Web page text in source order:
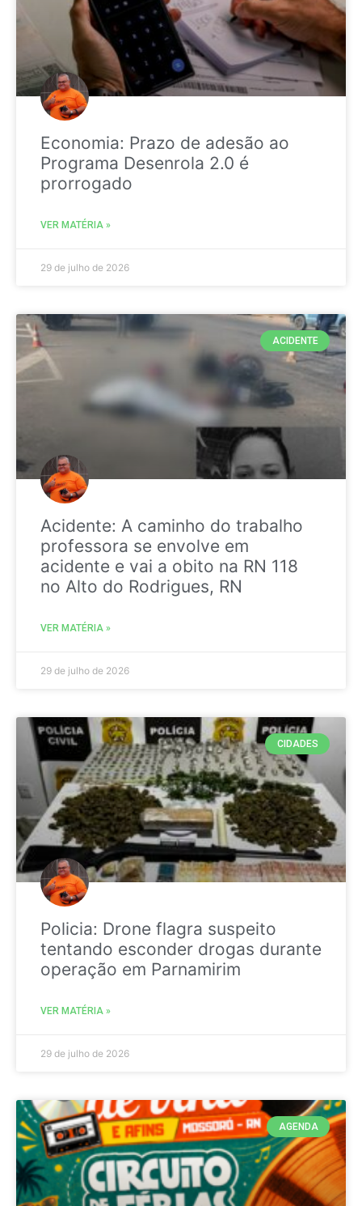
Economia: Prazo de adesão ao
Programa Desenrola 2.0 é
prorrogado
VER MATÉRIA »
29 de julho de 2026
ACIDENTE
Acidente: A caminho do trabalho
professora se envolve em
acidente e vai a obito na RN 118
no Alto do Rodrigues, RN
VER MATÉRIA »
29 de julho de 2026
CIDADES
Policia: Drone flagra suspeito
tentando esconder drogas durante
operação em Parnamirim
VER MATÉRIA »
29 de julho de 2026
AGENDA